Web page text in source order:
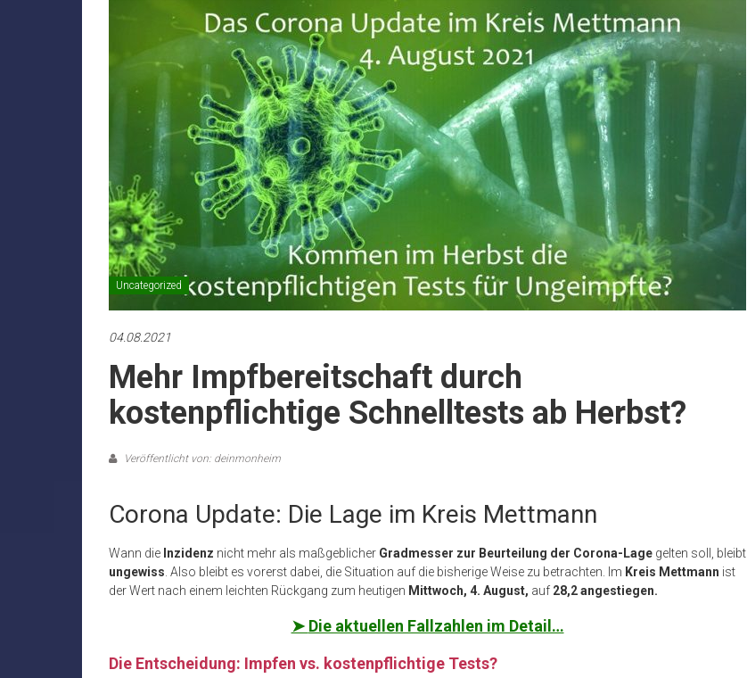
Uncategorized
04.08.2021
Mehr Impfbereitschaft durch
kostenpflichtige Schnelltests ab Herbst?
Veröffentlicht von: deinmonheim
Corona Update: Die Lage im Kreis Mettmann
Wann die Inzidenz nicht mehr als maßgeblicher Gradmesser zur Beurteilung der Corona-Lage gelten soll, bleibt
ungewiss . Also bleibt es vorerst dabei, die Situation auf die bisherige Weise zu betrachten. Im Kreis Mettmann ist
der Wert nach einem leichten Rückgang zum heutigen Mittwoch, 4. August, auf 28,2 angestiegen.
➤ Die aktuellen Fallzahlen im Detail…
Die Entscheidung: Impfen vs. kostenpflichtige Tests?